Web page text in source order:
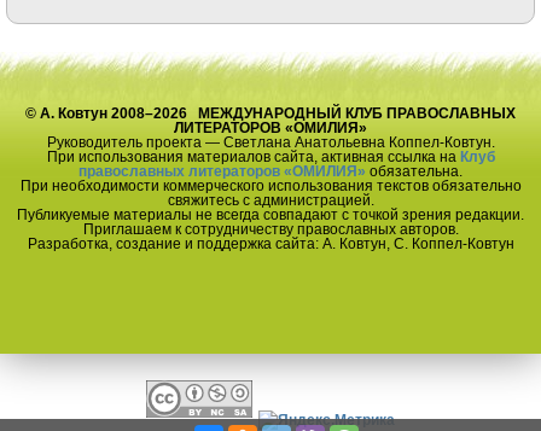
© А. Ковтун 2008–2026 МЕЖДУНАРОДНЫЙ КЛУБ ПРАВОСЛАВНЫХ
ЛИТЕРАТОРОВ «ОМИЛИЯ»
Руководитель проекта — Светлана Анатольевна Коппел-Ковтун.
При использования материалов сайта, активная ссылка на Клуб
православных литераторов «ОМИЛИЯ» обязательна.
При необходимости коммерческого использования текстов обязательно
свяжитесь с администрацией.
Публикуемые материалы не всегда совпадают с точкой зрения редакции.
Приглашаем к сотрудничеству православных авторов.
Разработка, создание и поддержка сайта: А. Ковтун, С. Коппел-Ковтун